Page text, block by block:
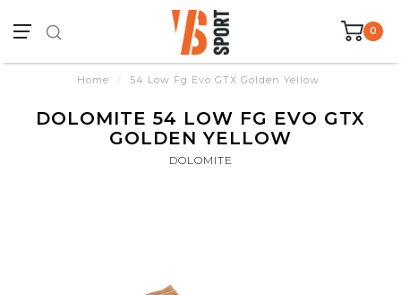
0
Home / 54 Low Fg Evo GTX Golden Yellow
DOLOMITE 54 LOW FG EVO GTX
GOLDEN YELLOW
DOLOMITE